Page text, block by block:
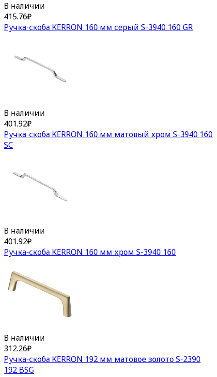
В наличии
415.76₽
Ручка-скоба KERRON 160 мм серый S-3940 160 GR
В наличии
401.92₽
Ручка-скоба KERRON 160 мм матовый хром S-3940 160
SC
В наличии
401.92₽
Ручка-скоба KERRON 160 мм хром S-3940 160
В наличии
312.26₽
Ручка-скоба KERRON 192 мм матовое золото S-2390
192 BSG